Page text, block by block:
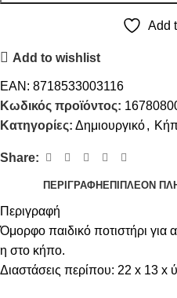
Add
Add to wishlist
EAN: 8718533003116
Κωδικός προϊόντος:
Κατηγορίες: Δημιουργικό,
Share:
ΠΕΡΙΓΡΑΦΉ ΕΠΙΠΛΈΟΝ
Περιγραφή
Όμορφο παιδικό ποτιστήρι για
η στο κήπο.
Διαστάσεις περίπου: 22 x 13 x